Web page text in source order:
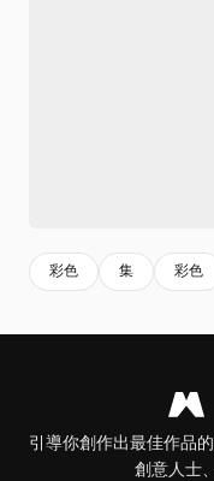
彩色 集 彩色
引導你創作出最佳作品
創意人士